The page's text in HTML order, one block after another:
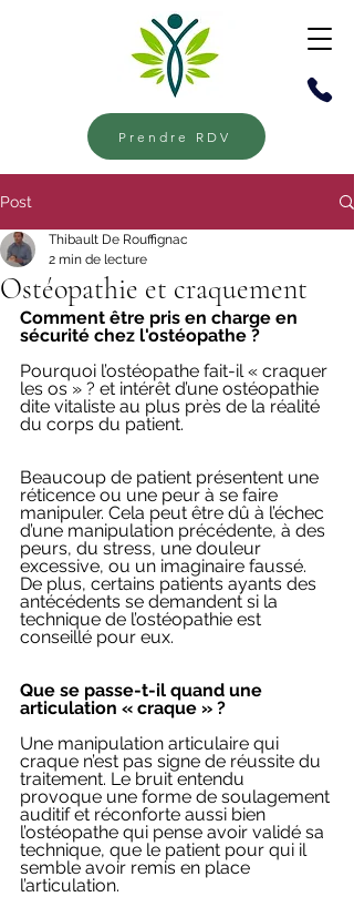
Prendre RDV
Post
Ostéopathie et craquement
Thibault De Rouffignac
2 min de lecture
Comment être pris en charge en
sécurité chez l'ostéopathe ?
Pourquoi l’ostéopathe fait-il « craquer
les os » ? et intérêt d’une ostéopathie
dite vitaliste au plus près de la réalité
du corps du patient.
Beaucoup de patient présentent une
réticence ou une peur à se faire
manipuler. Cela peut être dû à l’échec
d’une manipulation précédente, à des
peurs, du stress, une douleur
excessive, ou un imaginaire faussé.
De plus, certains patients ayants des
antécédents se demandent si la
technique de l’ostéopathie est
conseillé pour eux.
Que se passe-t-il quand une
articulation « craque » ?
Une manipulation articulaire qui
craque n’est pas signe de réussite du
traitement. Le bruit entendu
provoque une forme de soulagement
auditif et réconforte aussi bien
l’ostéopathe qui pense avoir validé sa
technique, que le patient pour qui il
semble avoir remis en place
l’articulation.